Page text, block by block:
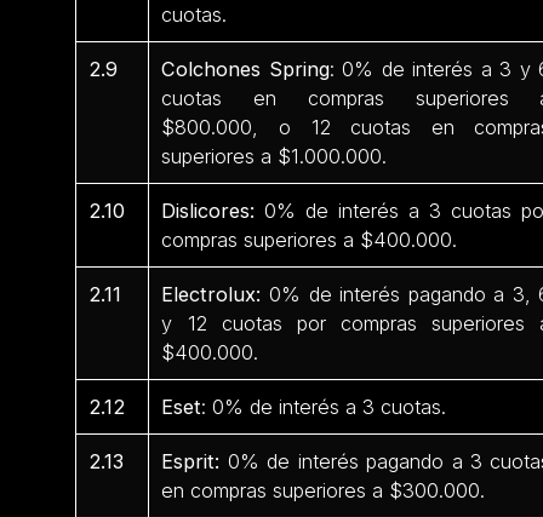
cuotas.
2.9 Colchones Spring: 0% de interés a 3 y
cuotas en compras superiores
$800.000, o 12 cuotas en
superiores a $1.000.000.
2.10 Dislicores: 0% de interés a 3 cuotas
compras superiores a $400.000.
2.11 Electrolux: 0% de interés pagando a 3,
y 12 cuotas por compras superiores
$400.000.
2.12 Eset: 0% de interés a 3 cuotas.
2.13 Esprit: 0% de interés pagando a 3
en compras superiores a $300.000.